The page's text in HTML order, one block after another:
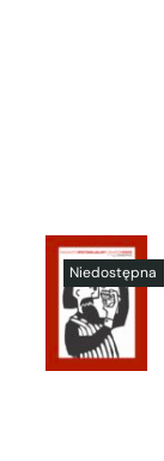
SZCZEGÓŁY